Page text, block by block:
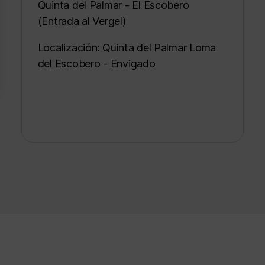
Quinta del Palmar - El Escobero
(Entrada al Vergel)
Localización: Quinta del Palmar Loma
del Escobero - Envigado